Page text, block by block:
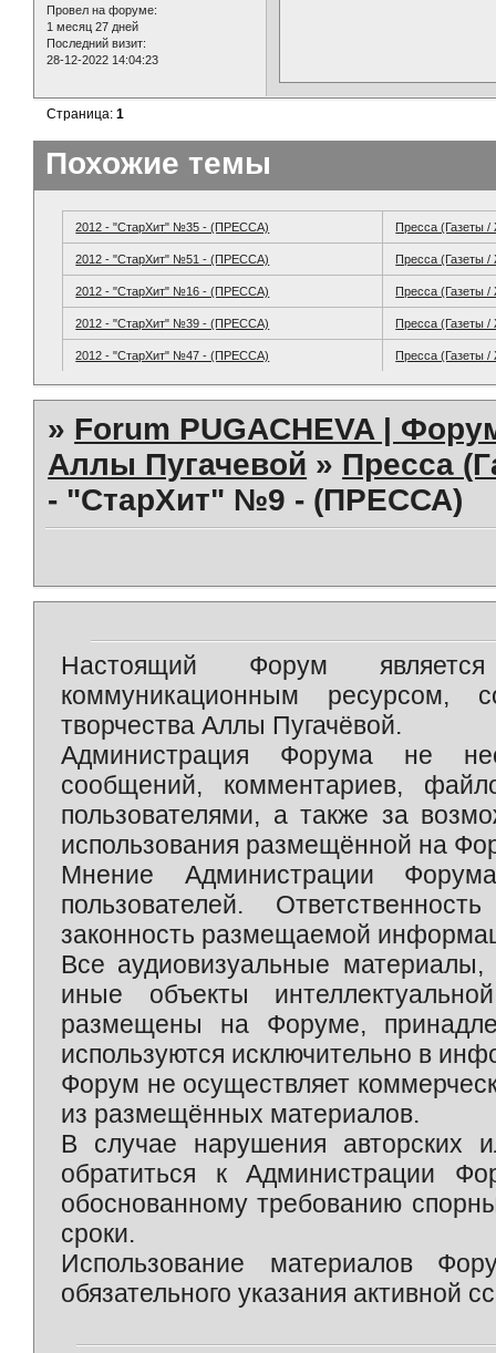
Провел на форуме:
1 месяц 27 дней
Последний визит:
28-12-2022 14:04:23
Страница:1
Похожие темы
2012 - "СтарХит" №35 - (ПРЕССА) Пресса (Газеты
2012 - "СтарХит" №51 - (ПРЕССА) Пресса (Газеты
2012 - "СтарХит" №16 - (ПРЕССА) Пресса (Газеты
2012 - "СтарХит" №39 - (ПРЕССА) Пресса (Газеты
2012 - "СтарХит" №47 - (ПРЕССА) Пресса (Газеты
» Forum PUGACHEVA |
Аллы Пугачевой » Пресса
- "СтарХит" №9 - (ПРЕССА)
Настоящий Форум является
коммуникационным ресурсом,
творчества Аллы Пугачёвой.
Администрация Форума не
сообщений, комментариев,
пользователями, а также за
использования размещённой на
Мнение Администрации
пользователей.
законность размещаемой
Все аудиовизуальные
иные объекты
размещены на Форуме,
используются исключительно в
Форум не осуществляет
из размещённых материалов.
В случае нарушения авторских
обратиться к Администрации
обоснованному требованию
сроки.
Использование материалов
обязательного указания активной